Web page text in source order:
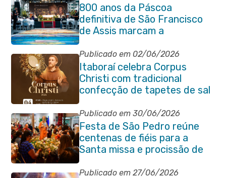
800 anos da Páscoa
definitiva de São Francisco
de Assis marcam a
celebração de Corpus Christi
em Itaboraí
Publicado em 02/06/2026
Itaboraí celebra Corpus
Christi com tradicional
confecção de tapetes de sal
e programação religiosa na
Avenida 22 de Maio
Publicado em 30/06/2026
Festa de São Pedro reúne
centenas de fiéis para a
Santa missa e procissão de
encerramento e shows
Publicado em 27/06/2026